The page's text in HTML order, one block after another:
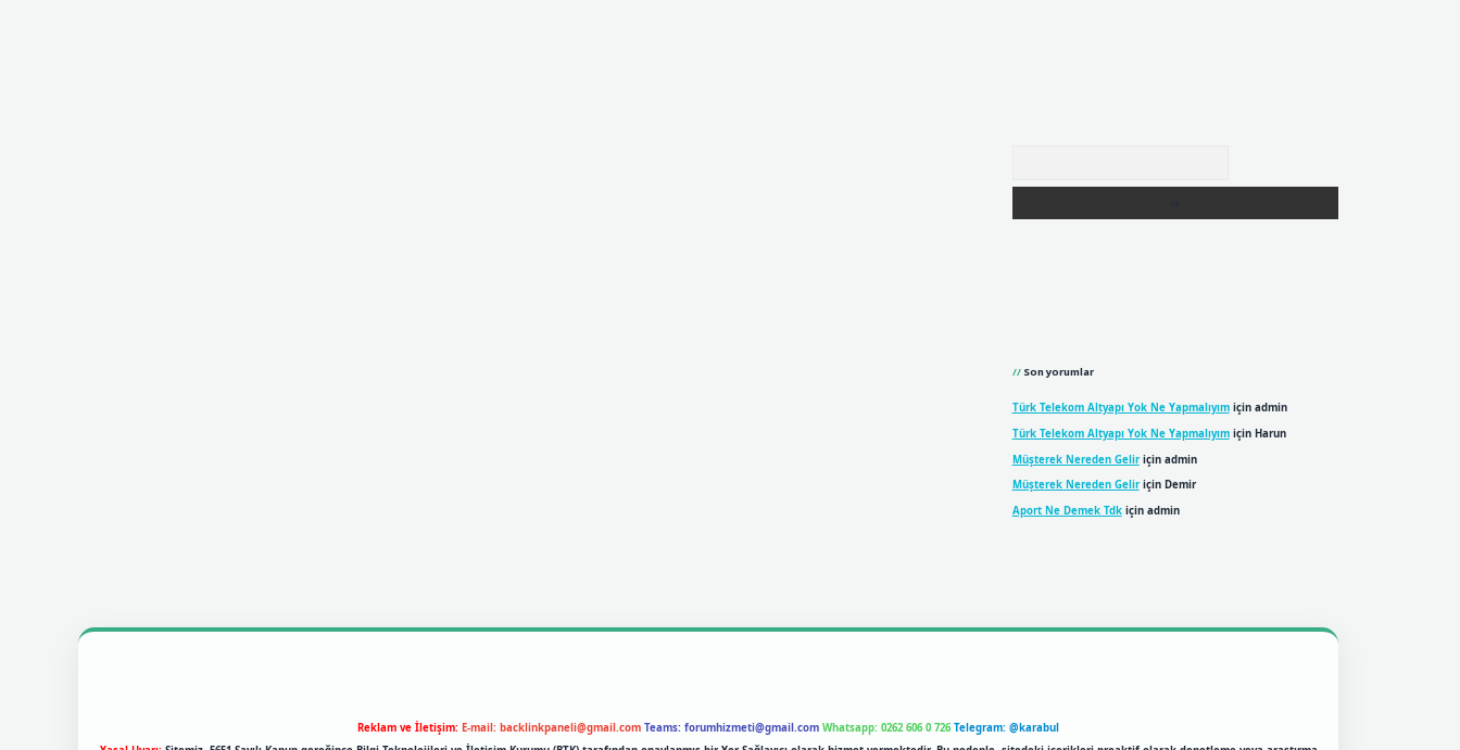
Son yorumlar
Türk Telekom Altyapı Yok Ne Yapmalıyımiçin admin
Türk Telekom Altyapı Yok Ne Yapmalıyımiçin Harun
Müşterek Nereden Geliriçin admin
Müşterek Nereden Geliriçin Demir
Aport Ne Demek Tdkiçin admin
Reklam ve İletişim: E-mail: backlinkpaneli@gmail.com Teams: forumhizmeti@gmail.com Whatsapp: 0262 606 0 726 Telegram: @karabul